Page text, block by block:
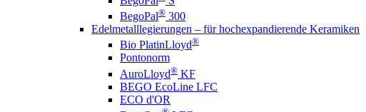
BegoPal® 300
Edelmetalllegierungen – für hochexpandierende Keramiken
Bio PlatinLloyd®
Pontonorm
AuroLloyd® KF
BEGO EcoLine LFC
ECO d'OR